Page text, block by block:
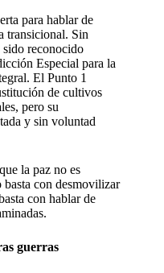
para hablar de
transicional. Sin
sido reconocido
Especial para la
El Punto 1
de cultivos
pero su
y sin voluntad
la paz no es
con desmovilizar
con hablar de
guerras